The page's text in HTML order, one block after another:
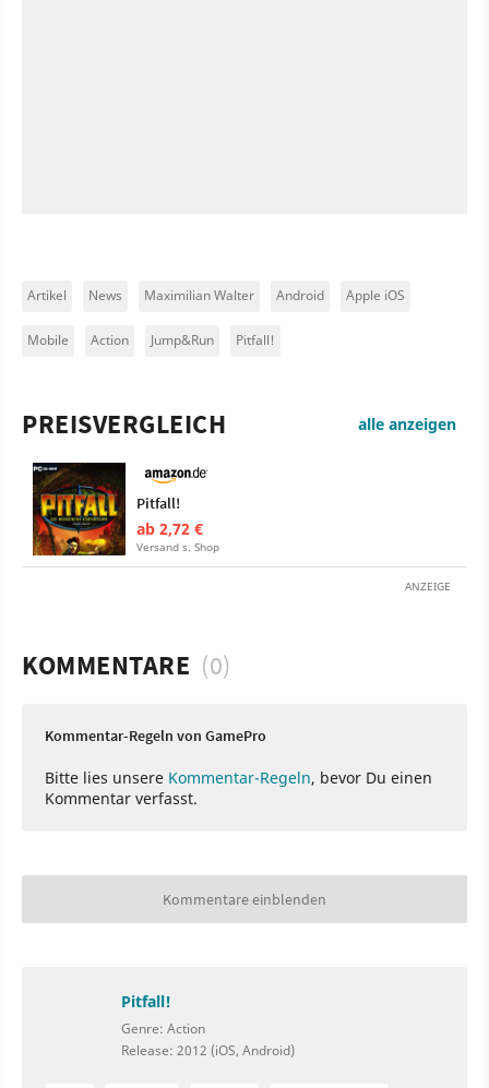
Artikel News Maximilian Walter Android Apple iOS
Mobile Action Jump&Run Pitfall!
PREISVERGLEICH alle anzeigen
Pitfall!
ab 2,72 €
Versand s. Shop
ANZEIGE
KOMMENTARE (0)
Kommentar-Regeln von GamePro
Bitte lies unsere Kommentar-Regeln, bevor Du einen
Kommentar verfasst.
Kommentare einblenden
Pitfall!
Genre: Action
Release: 2012 (iOS, Android)